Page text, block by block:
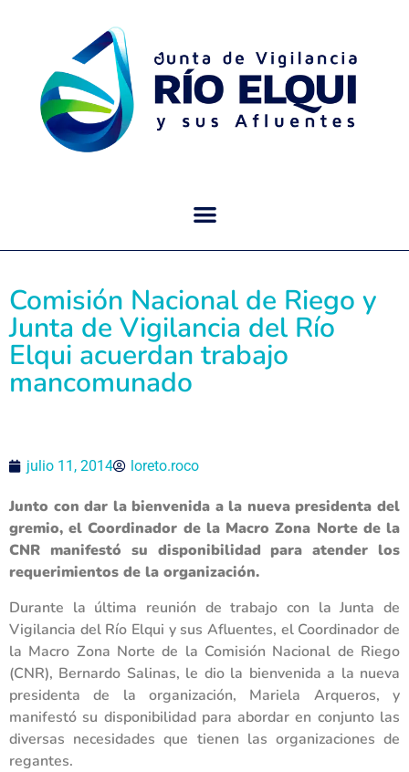
Comisión Nacional de Riego y
Junta de Vigilancia del Río
Elqui acuerdan trabajo
mancomunado
julio 11, 2014 loreto.roco
Junto con dar la bienvenida a la nueva presidenta del
gremio, el Coordinador de la Macro Zona Norte de la
CNR manifestó su disponibilidad para atender los
requerimientos de la organización.
Durante la última reunión de trabajo con la Junta de
Vigilancia del Río Elqui y sus Afluentes, el Coordinador de
la Macro Zona Norte de la Comisión Nacional de Riego
(CNR), Bernardo Salinas, le dio la bienvenida a la nueva
presidenta de la organización, Mariela Arqueros, y
manifestó su disponibilidad para abordar en conjunto las
diversas necesidades que tienen las organizaciones de
regantes.